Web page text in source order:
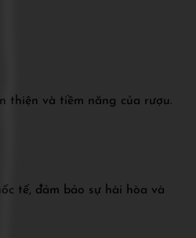
thiện và tiềm năng của rượu.
tế, đảm bảo sự hài hòa và